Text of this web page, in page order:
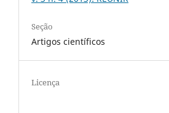
Seção
Artigos científicos
Licença